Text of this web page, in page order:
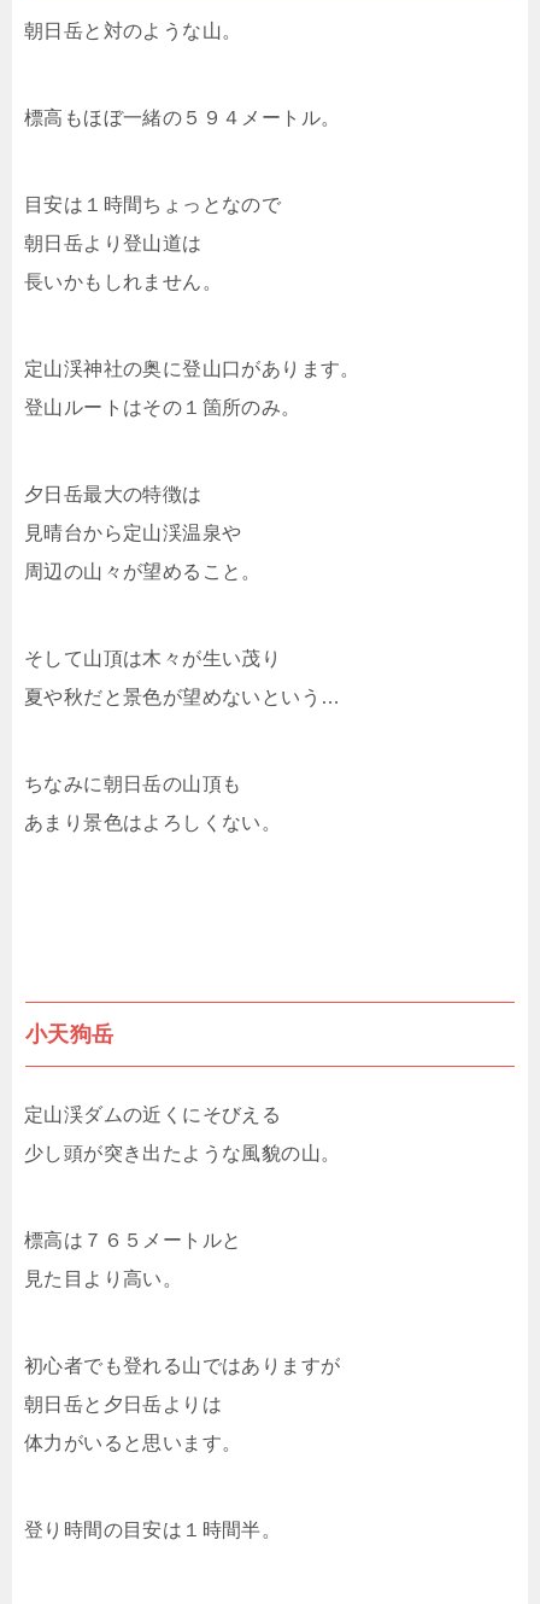
朝日岳と対のような山。
標高もほぼ一緒の５９４メートル。
目安は１時間ちょっとなので
朝日岳より登山道は
長いかもしれません。
定山渓神社の奥に登山口があります。
登山ルートはその１箇所のみ。
夕日岳最大の特徴は
見晴台から定山渓温泉や
周辺の山々が望めること。
そして山頂は木々が生い茂り
夏や秋だと景色が望めないという…
ちなみに朝日岳の山頂も
あまり景色はよろしくない。
小天狗岳
定山渓ダムの近くにそびえる
少し頭が突き出たような風貌の山。
標高は７６５メートルと
見た目より高い。
初心者でも登れる山ではありますが
朝日岳と夕日岳よりは
体力がいると思います。
登り時間の目安は１時間半。